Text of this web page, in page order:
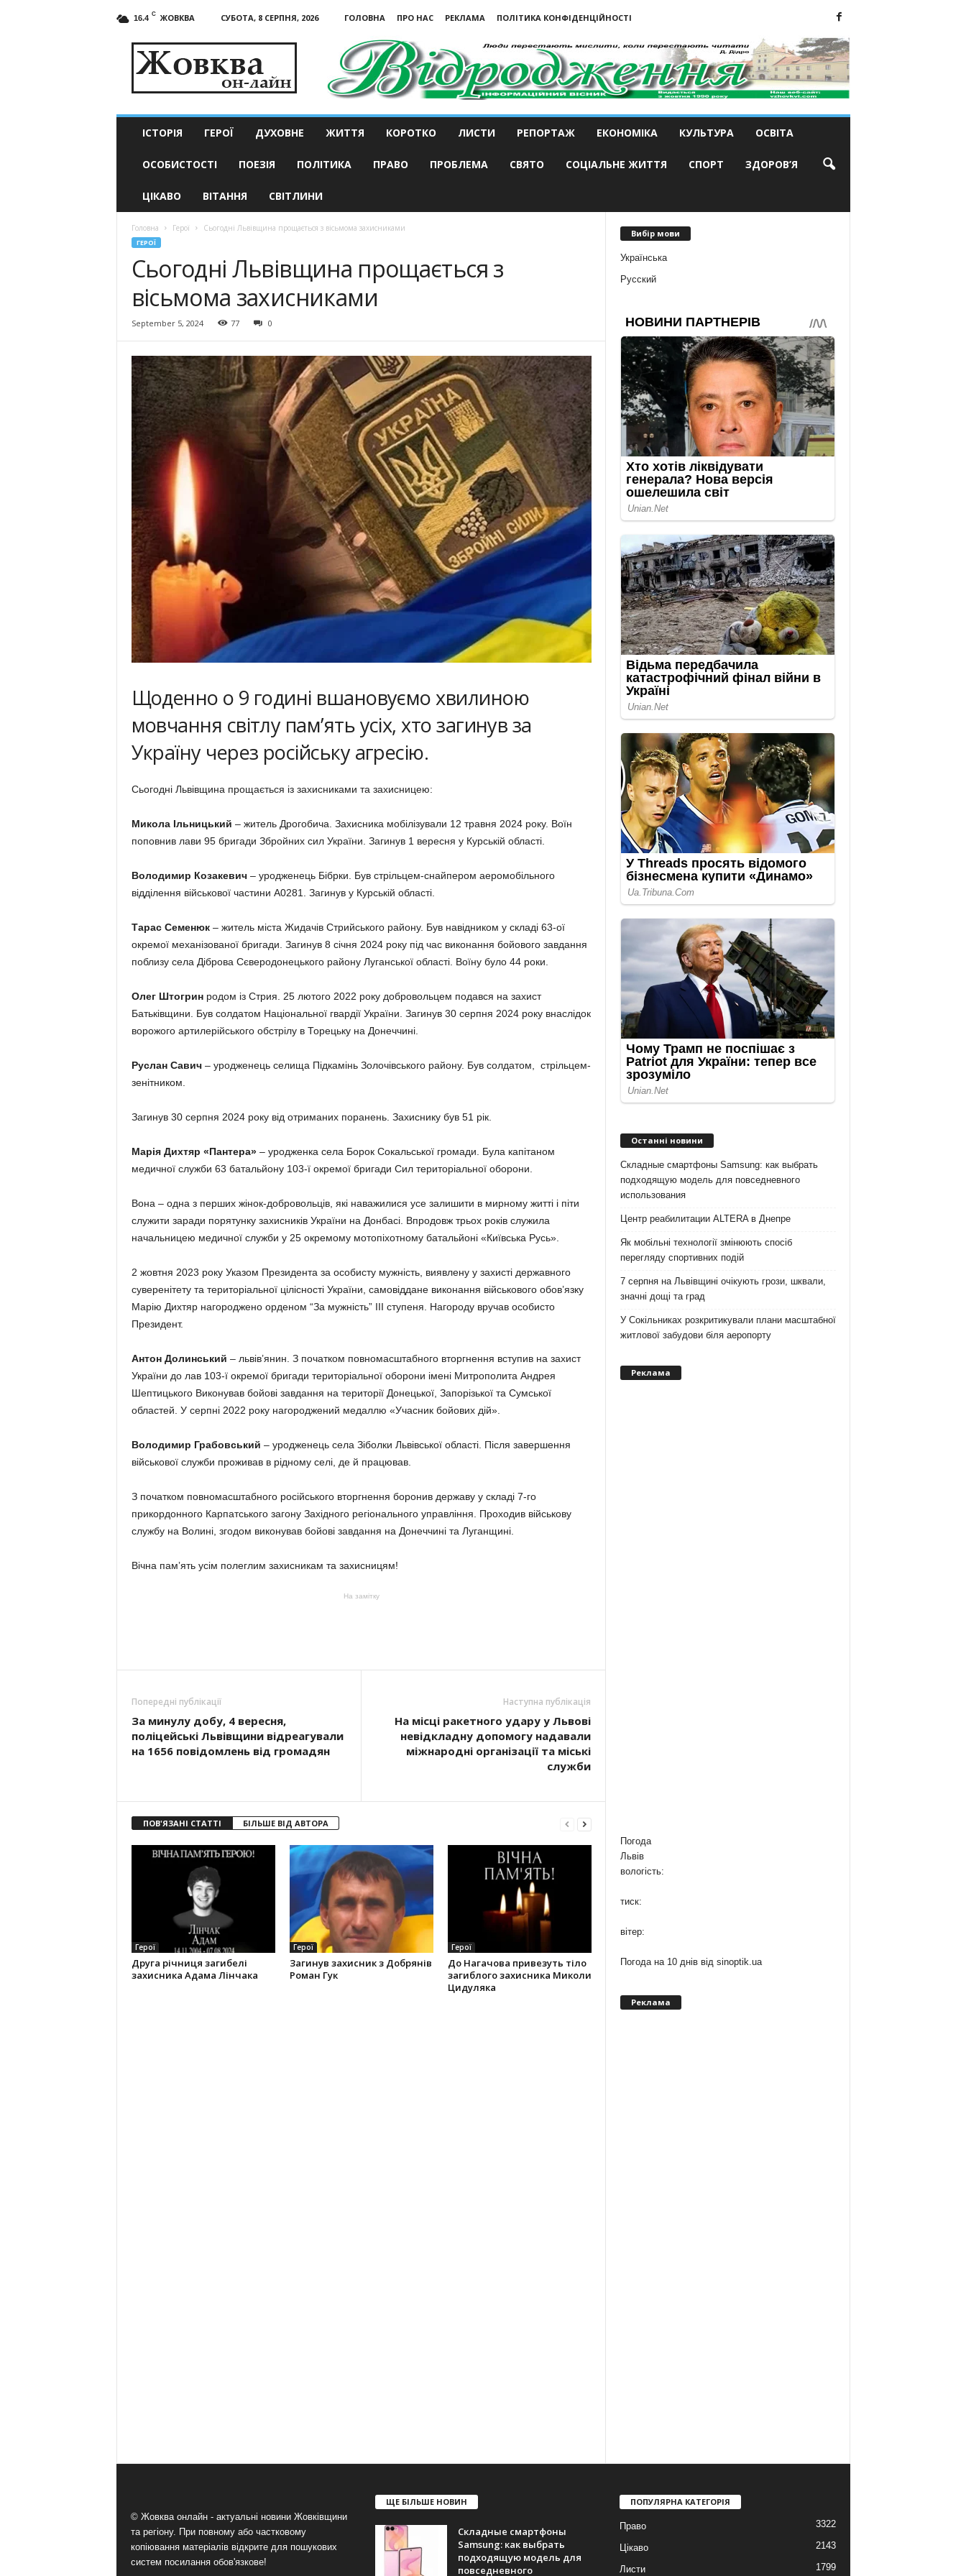
16.4 C ЖОВКВА СУБОТА, 8 СЕРПНЯ, 2026 ГОЛОВНА ПРО НАС РЕКЛАМА
ПОЛІТИКА КОНФІДЕНЦІЙНОСТІ
актуальні
ІСТОРІЯ ГЕРОЇ ДУХОВНЕ ЖИТТЯ КОРОТКО ЛИСТИ РЕПОРТАЖ ЕКОНОМІКА КУЛЬТУРА ОСВІТА
ОСОБИСТОСТІ ПОЕЗІЯ ПОЛІТИКА ПРАВО ПРОБЛЕМА СВЯТО СОЦІАЛЬНЕ ЖИТТЯ СПОРТ ЗДОРОВ’Я
ЦІКАВО ВІТАННЯ СВІТЛИНИ
Головна Герої Сьогодні Львівщина прощається з вісьмома захисниками
ГЕРОЇ
Сьогодні Львівщина прощається з
вісьмома захисниками
September 5, 2024 77 0
Щоденно о 9 годині вшановуємо хвилиною
мовчання світлу памʼять усіх, хто загинув за
Україну через російську агресію.
Сьогодні Львівщина прощається із захисниками та захисницею:
Микола Ільницький – житель Дрогобича. Захисника мобілізували 12 травня 2024 року. Воїн
поповнив лави 95 бригади Збройних сил України. Загинув 1 вересня у Курській області.
Володимир Козакевич– уродженець Бібрки. Був стрільцем-снайпером аеромобільного
відділення військової частини А0281. Загинув у Курській області.
Тарас Семенюк– житель міста Жидачів Стрийського району. Був навідником у складі 63-ої
окремої механізованої бригади. Загинув 8 січня 2024 року під час виконання бойового завдання
поблизу села Діброва Сєверодонецького району Луганської області. Воїну було 44 роки.
Олег Штогринродом із Стрия. 25 лютого 2022 року добровольцем подався на захист
Батьківщини. Був солдатом Національної гвардії України. Загинув 30 серпня 2024 року внаслідок
ворожого артилерійського обстрілу в Торецьку на Донеччині.
Руслан Савич– уродженець селища Підкамінь Золочівського району. Був солдатом, стрільцем-
зенітником.
Загинув 30 серпня 2024 року від отриманих поранень. Захиснику був 51 рік.
Марія Дихтяр «Пантера»– уродженка села Борок Сокальської громади. Була капітаном
медичної служби 63 батальйону 103-ї окремої бригади Сил територіальної оборони.
Вона – одна з перших жінок-добровольців, які наважилися усе залишити в мирному житті і піти
служити заради порятунку захисників України на Донбасі. Впродовж трьох років служила
начальницею медичної служби у 25 окремому мотопіхотному батальйоні «Київська Русь».
2 жовтня 2023 року Указом Президента за особисту мужність, виявлену у захисті державного
суверенітету та територіальної цілісності України, самовіддане виконання військового обов’язку
Марію Дихтяр нагороджено орденом “За мужність” III ступеня. Нагороду вручав особисто
Президент.
Антон Долинський – львів’янин. З початком повномасштабного вторгнення вступив на захист
України до лав 103-ї окремої бригади територіальної оборони імені Митрополита Андрея
Шептицького Виконував бойові завдання на території Донецької, Запорізької та Сумської
областей. У серпні 2022 року нагороджений медаллю «Учасник бойових дій».
Володимир Грабовський – уродженець села Зіболки Львівської області. Після завершення
військової служби проживав в рідному селі, де й працював.
З початком повномасштабного російського вторгнення боронив державу у складі 7-го
прикордонного Карпатського загону Західного регіонального управління. Проходив військову
службу на Волині, згодом виконував бойові завдання на Донеччині та Луганщині.
Вічна памʼять усім полеглим захисникам та захисницям!
На замітку
Попередні публікації
За минулу добу, 4 вересня,
поліцейські Львівщини відреагували
на 1656 повідомлень від громадян
Наступна публікація
На місці ракетного удару у Львові
невідкладну допомогу надавали
міжнародні організації та міські
служби
ПОВ'ЯЗАНІ СТАТТІ БІЛЬШЕ ВІД АВТОРА
Герої
Друга річниця загибелі
захисника Адама Лінчака
Герої
Загинув захисник з Добрянів
Роман Гук
Герої
До Нагачова привезуть тіло
загиблого захисника Миколи
Цидуляка
Вибір мови
Українська
Русский
Останні новини
Складные смартфоны Samsung: как выбрать
подходящую модель для повседневного
использования
Центр реабилитации ALTERA в Днепре
Як мобільні технології змінюють спосіб
перегляду спортивних подій
7 серпня на Львівщині очікують грози, шквали,
значні дощі та град
У Сокільниках розкритикували плани масштабної
житлової забудови біля аеропорту
Реклама
Погода
Львів
вологість:
тиск:
вітер:
Погода на 10 днів від sinoptik.ua
Реклама
© Жовква онлайн - актуальні новини Жовківщини
та регіону. При повному або частковому
копіювання матеріалів відкрите для пошукових
систем посилання обов'язкове!
ЩЕ БІЛЬШЕ НОВИН
Складные смартфоны
Samsung: как выбрать
подходящую модель для
повседневного
ПОПУЛЯРНА КАТЕГОРІЯ
Право 3322
Цікаво 2143
Листи 1799